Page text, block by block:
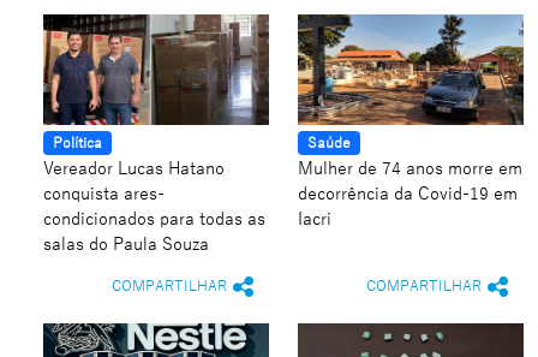
Política
Vereador Lucas Hatano
conquista ares-
condicionados para todas as
salas do Paula Souza
COMPARTILHAR
Saúde
Mulher de 74 anos morre em
decorrência da Covid-19 em
Iacri
COMPARTILHAR